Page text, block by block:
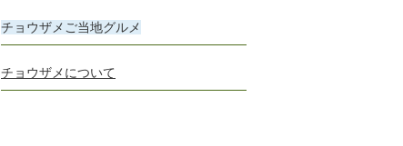
チョウザメご当地グルメ
チョウザメについて